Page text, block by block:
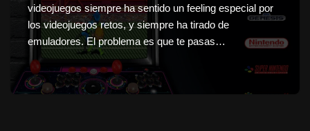
videojuegos siempre ha sentido un feeling especial por
los videojuegos retos, y siempre ha tirado de
emuladores. El problema es que te pasas…